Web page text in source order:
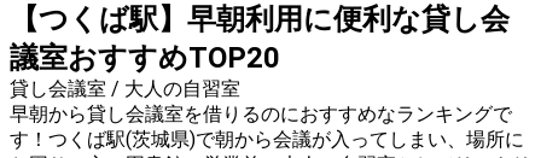
【つくば駅】早朝利用に便利な貸し会
議室おすすめTOP20
貸し会議室 / 大人の自習室
早朝から貸し会議室を借りるのにおすすめなランキングで
す！つくば駅(茨城県)で朝から会議が入ってしまい、場所に